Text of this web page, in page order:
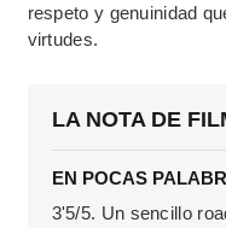
respeto y genuinidad
virtudes.
LA NOTA DE
EN POCAS
3'5/5. Un sencillo